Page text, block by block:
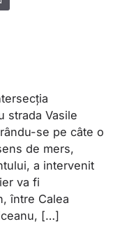
strada Vasile
se pe câte o
de mers,
a intervenit
va fi
între Calea
[…]